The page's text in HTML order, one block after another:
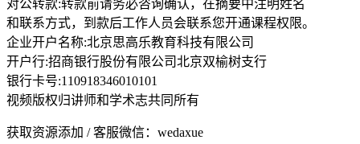
对公转款:转款前请务必咨询确认，在摘要中注明姓名
和联系方式，到款后工作人员会联系您开通课程权限。
企业开户名称:北京思高乐教育科技有限公司
开户行:招商银行股份有限公司北京双榆树支行
银行卡号:110918346010101
视频版权归讲师和学术志共同所有
获取资源添加 / 客服微信：wedaxue